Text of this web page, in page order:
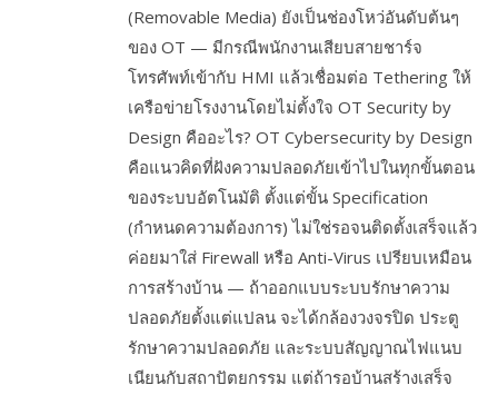
(Removable Media) ยังเป็นช่องโหว่อันดับต้นๆ
ของ OT — มีกรณีพนักงานเสียบสายชาร์จ
โทรศัพท์เข้ากับ HMI แล้วเชื่อมต่อ Tethering ให้
เครือข่ายโรงงานโดยไม่ตั้งใจ OT Security by
Design คืออะไร? OT Cybersecurity by Design
คือแนวคิดที่ฝังความปลอดภัยเข้าไปในทุกขั้นตอน
ของระบบอัตโนมัติ ตั้งแต่ขั้น Specification
(กำหนดความต้องการ) ไม่ใช่รอจนติดตั้งเสร็จแล้ว
ค่อยมาใส่ Firewall หรือ Anti-Virus เปรียบเหมือน
การสร้างบ้าน — ถ้าออกแบบระบบรักษาความ
ปลอดภัยตั้งแต่แปลน จะได้กล้องวงจรปิด ประตู
รักษาความปลอดภัย และระบบสัญญาณไฟแนบ
เนียนกับสถาปัตยกรรม แต่ถ้ารอบ้านสร้างเสร็จ